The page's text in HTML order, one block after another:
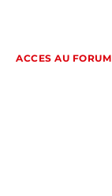
ACCES AU FORUM